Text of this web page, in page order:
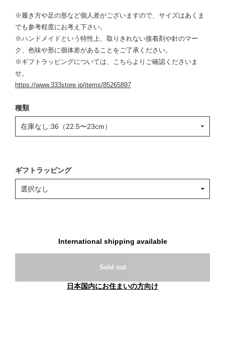
※履き方や足の形など個人差がございますので、サイズはあくま
でも参考程度にお考え下さい。
※ハンドメイドという特性上、取りきれない接着剤や針のマー
ク、色味や形に個体差があることをご了承ください。
※ギフトラッピングについては、こちらよりご確認くださいま
せ。
https://www.333store.jp/items/85265897
種類
ギフトラッピング
International shipping available
Sold out
日本国内にお住まいの方向け